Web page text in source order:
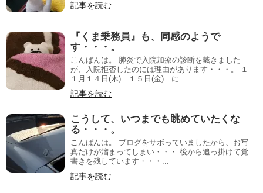
記事を読む
『くま乗務員』も、同感のようで
す・・・。
こんばんは。 肺炎で入院加療の診断を戴きました
が、入院拒否したのには理由があります・・・。 １
１月１４日(木) １５日(金) に...
記事を読む
こうして、いつまでも眺めていたくな
る・・・。
こんばんは。 ブログをサボっていましたから、お写
真だけが溜まってしまい・・・ 後から追っ掛けて覚
書きを残しています・・・...
記事を読む